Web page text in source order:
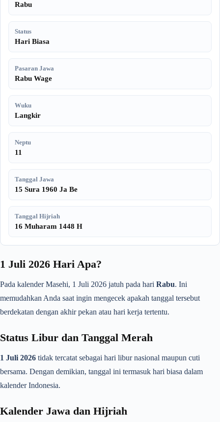
Rabu
Status
Hari Biasa
Pasaran Jawa
Rabu Wage
Wuku
Langkir
Neptu
11
Tanggal Jawa
15 Sura 1960 Ja Be
Tanggal Hijriah
16 Muharam 1448 H
1 Juli 2026 Hari Apa?
Pada kalender Masehi, 1 Juli 2026 jatuh pada hari Rabu. Ini
memudahkan Anda saat ingin mengecek apakah tanggal tersebut
berdekatan dengan akhir pekan atau hari kerja tertentu.
Status Libur dan Tanggal Merah
1 Juli 2026 tidak tercatat sebagai hari libur nasional maupun cuti
bersama. Dengan demikian, tanggal ini termasuk hari biasa dalam
kalender Indonesia.
Kalender Jawa dan Hijriah